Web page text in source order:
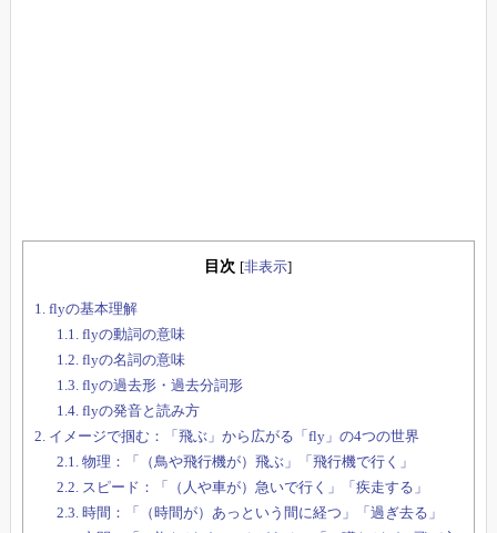
目次 [非表示]
1. flyの基本理解
1.1. flyの動詞の意味
1.2. flyの名詞の意味
1.3. flyの過去形・過去分詞形
1.4. flyの発音と読み方
2. イメージで掴む：「飛ぶ」から広がる「fly」の4つの世界
2.1. 物理：「（鳥や飛行機が）飛ぶ」「飛行機で行く」
2.2. スピード：「（人や車が）急いで行く」「疾走する」
2.3. 時間：「（時間が）あっという間に経つ」「過ぎ去る」